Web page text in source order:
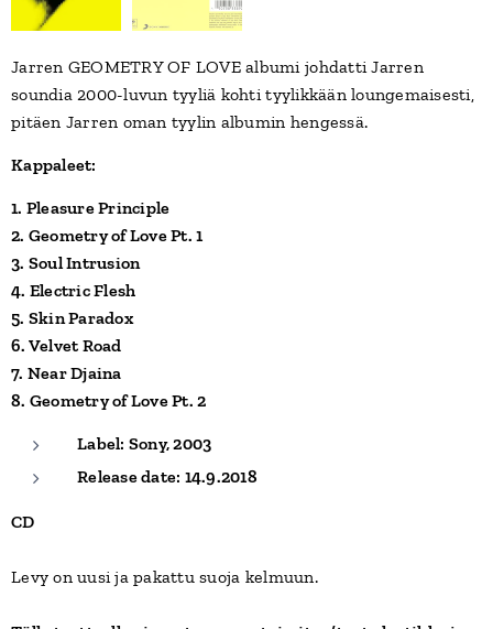
Jarren GEOMETRY OF LOVE albumi johdatti Jarren
soundia 2000-luvun tyyliä kohti tyylikkään loungemaisesti,
pitäen Jarren oman tyylin albumin hengessä.
Kappaleet:
1. Pleasure Principle
2. Geometry of Love Pt. 1
3. Soul Intrusion
4. Electric Flesh
5. Skin Paradox
6. Velvet Road
7. Near Djaina
8. Geometry of Love Pt. 2
Label: Sony, 2003
Release date: 14.9.2018
CD
Levy on uusi ja pakattu suoja kelmuun.